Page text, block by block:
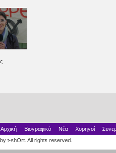
Αρχική Βιογραφικό Νέα Χορηγοί
t-shOrt. All rights reserved.